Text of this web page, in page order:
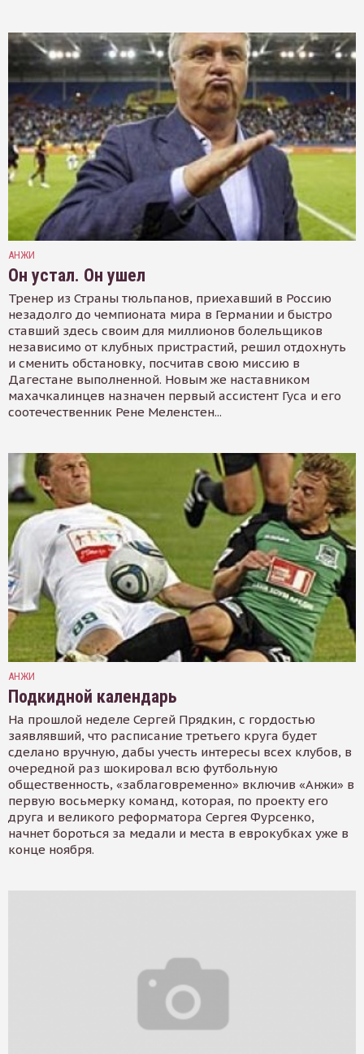
АНЖИ
Он устал. Он ушел
Тренер из Страны тюльпанов, приехавший в Россию
незадолго до чемпионата мира в Германии и быстро
ставший здесь своим для миллионов болельщиков
независимо от клубных пристрастий, решил отдохнуть
и сменить обстановку, посчитав свою миссию в
Дагестане выполненной. Новым же наставником
махачкалинцев назначен первый ассистент Гуса и его
соотечественник Рене Меленстен...
АНЖИ
Подкидной календарь
На прошлой неделе Сергей Прядкин, с гордостью
заявлявший, что расписание третьего круга будет
сделано вручную, дабы учесть интересы всех клубов, в
очередной раз шокировал всю футбольную
общественность, «заблаговременно» включив «Анжи» в
первую восьмерку команд, которая, по проекту его
друга и великого реформатора Сергея Фурсенко,
начнет бороться за медали и места в еврокубках уже в
конце ноября.